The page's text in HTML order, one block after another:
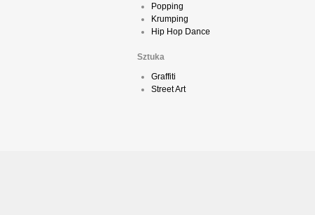
Popping
Krumping
Hip Hop Dance
Sztuka
Graffiti
Street Art